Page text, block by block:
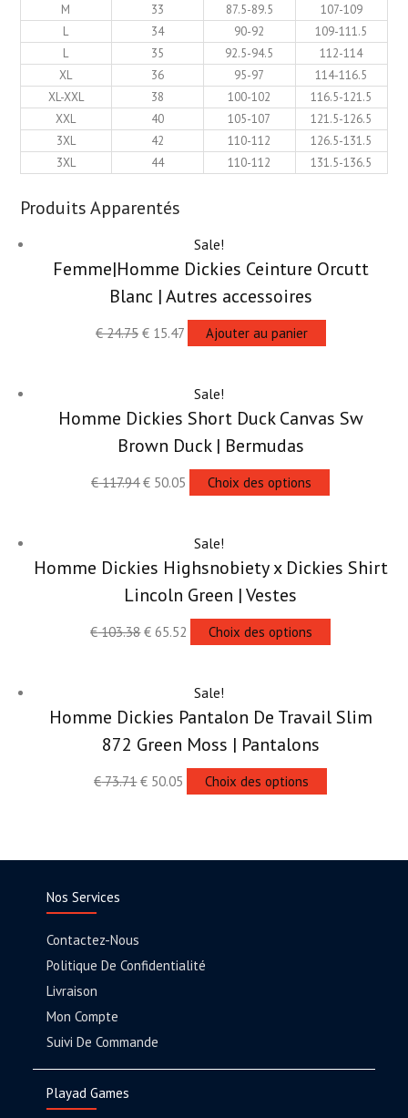
M
33 87.5-89.5
107-109
L
34 90-92
109-111.5
L
35 92.5-94.5
112-114
XL
36 95-97
114-116.5
XL-XXL
38 100-102
116.5-121.5
XXL
40 105-107
121.5-126.5
3XL
42 110-112
126.5-131.5
3XL
44 110-112 131.5-136.5
Produits Apparentés
Sale!
Femme|Homme Dickies Ceinture Orcutt
Blanc | Autres accessoires
€24.75 €15.47 Ajouter au panier
Sale!
Homme Dickies Short Duck Canvas Sw
Brown Duck | Bermudas
€117.94 € 50.05 Choix des options
Sale!
Homme Dickies Highsnobiety x Dickies Shirt
Lincoln Green | Vestes
€103.38 € 65.52 Choix des options
Sale!
Homme Dickies Pantalon De Travail Slim
872 Green Moss | Pantalons
€73.71 € 50.05 Choix des options
Nos Services
Contactez-Nous
Politique De Confidentialité
Livraison
Mon Compte
Suivi De Commande
Playad Games